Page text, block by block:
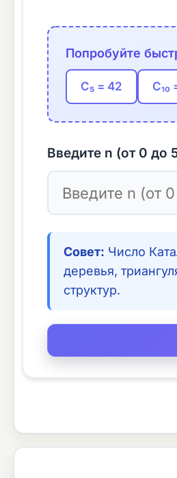
Попробуйте
C₅ = 42 C₁₀
Введите n (от 0 до
Совет: Число
деревья,
структур.